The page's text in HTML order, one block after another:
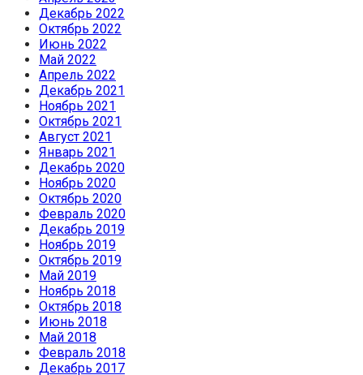
Декабрь 2022
Октябрь 2022
Июнь 2022
Май 2022
Апрель 2022
Декабрь 2021
Ноябрь 2021
Октябрь 2021
Август 2021
Январь 2021
Декабрь 2020
Ноябрь 2020
Октябрь 2020
Февраль 2020
Декабрь 2019
Ноябрь 2019
Октябрь 2019
Май 2019
Ноябрь 2018
Октябрь 2018
Июнь 2018
Май 2018
Февраль 2018
Декабрь 2017